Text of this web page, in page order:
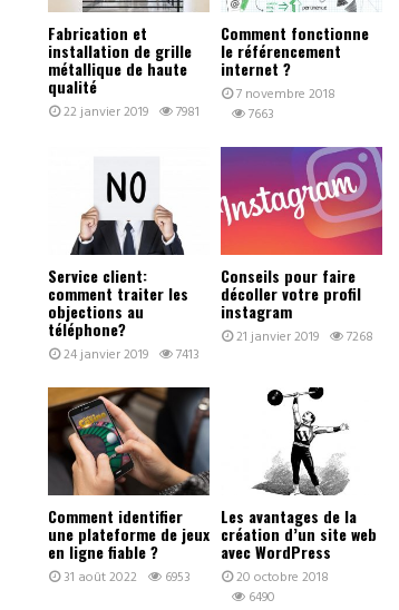
Fabrication et
installation de grille
métallique de haute
qualité
22 janvier 2019 7981
Comment fonctionne
le référencement
internet ?
7 novembre 2018
7663
Service client:
comment traiter les
objections au
téléphone?
24 janvier 2019 7413
Conseils pour faire
décoller votre profil
instagram
21 janvier 2019 7268
Comment identifier
une plateforme de jeux
en ligne fiable ?
31 août 2022 6953
Les avantages de la
création d’un site web
avec WordPress
20 octobre 2018
6490